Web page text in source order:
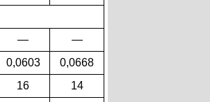
— —
0,0603
0,0668
16
14